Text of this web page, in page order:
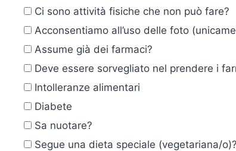
Ci sono attività fisiche che non può fare?
Acconsentiamo all’uso delle foto
Assume già dei farmaci?
Deve essere sorvegliato nel prendere i
Intolleranze alimentari
Diabete
Sa nuotare?
Segue una dieta speciale (vegetariana/o)?